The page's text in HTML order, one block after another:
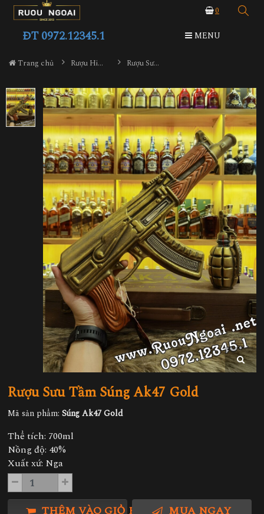
0
ĐT 0972.12345.1 MENU
Trang chủ Rượu Hiếm - Cũ Rượu Sưu Tầm Súng Ak47 Gold
Rượu Sưu Tầm Súng Ak47 Gold
Mã sản phẩm: Súng Ak47 Gold
Thể tích: 700ml
Nồng độ: 40%
Xuất xứ: Nga